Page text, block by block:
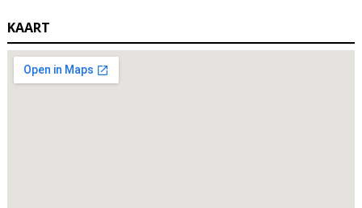
KAART